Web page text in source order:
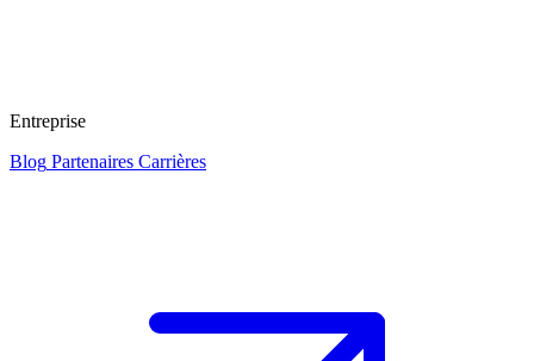
Entreprise
Blog Partenaires Carrières